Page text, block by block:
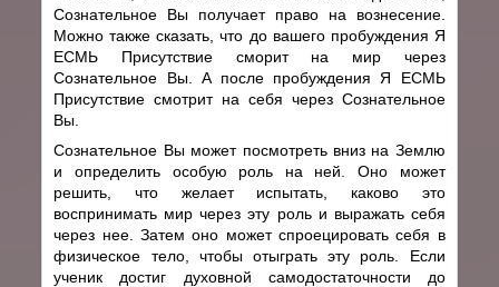
Сознательное Вы получает право на вознесение.
Можно также сказать, что до вашего пробуждения Я
ЕСМЬ Присутствие сморит на мир через
Сознательное Вы. А после пробуждения Я ЕСМЬ
Присутствие смотрит на себя через Сознательное
Вы.
Сознательное Вы может посмотреть вниз на Землю
и определить особую роль на ней. Оно может
решить, что желает испытать, каково это
воспринимать мир через эту роль и выражать себя
через нее. Затем оно может спроецировать себя в
физическое тело, чтобы отыграть эту роль. Если
ученик достиг духовной самодостаточности до